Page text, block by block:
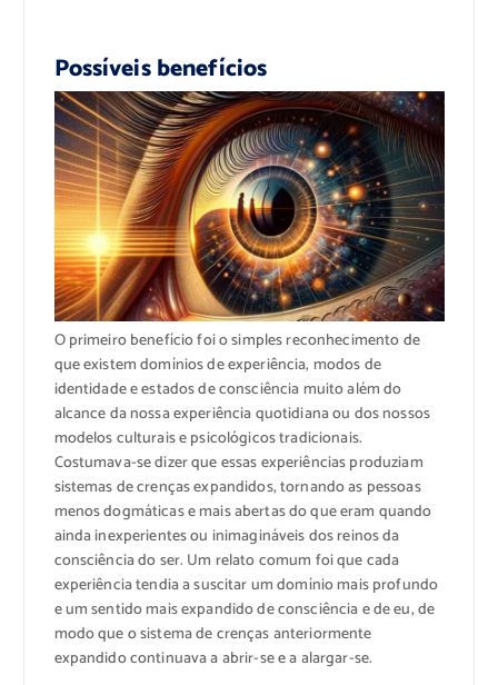
Possíveis benefícios
O primeiro benefício foi o simples reconhecimento de
que existem domínios de experiência, modos de
identidade e estados de consciência muito além do
alcance da nossa experiência quotidiana ou dos nossos
modelos culturais e psicológicos tradicionais.
Costumava-se dizer que essas experiências produziam
sistemas de crenças expandidos, tornando as pessoas
menos dogmáticas e mais abertas do que eram quando
ainda inexperientes ou inimagináveis dos reinos da
consciência do ser. Um relato comum foi que cada
experiência tendia a suscitar um domínio mais profundo
e um sentido mais expandido de consciência e de eu, de
modo que o sistema de crenças anteriormente
expandido continuava a abrir-se e a alargar-se.